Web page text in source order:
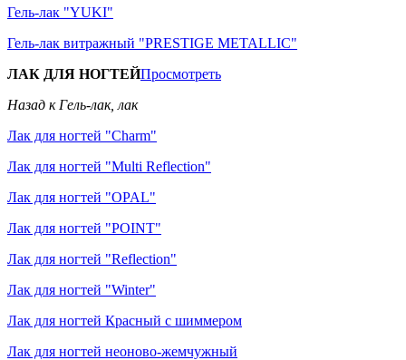
Гель-лак "YUKI"
Гель-лак витражный "PRESTIGE METALLIC"
ЛАК ДЛЯ НОГТЕЙПросмотреть
Назад к Гель-лак, лак
Лак для ногтей "Charm"
Лак для ногтей "Multi Reflection"
Лак для ногтей "OPAL"
Лак для ногтей "POINT"
Лак для ногтей "Reflection"
Лак для ногтей "Winter"
Лак для ногтей Красный с шиммером
Лак для ногтей неоново-жемчужный